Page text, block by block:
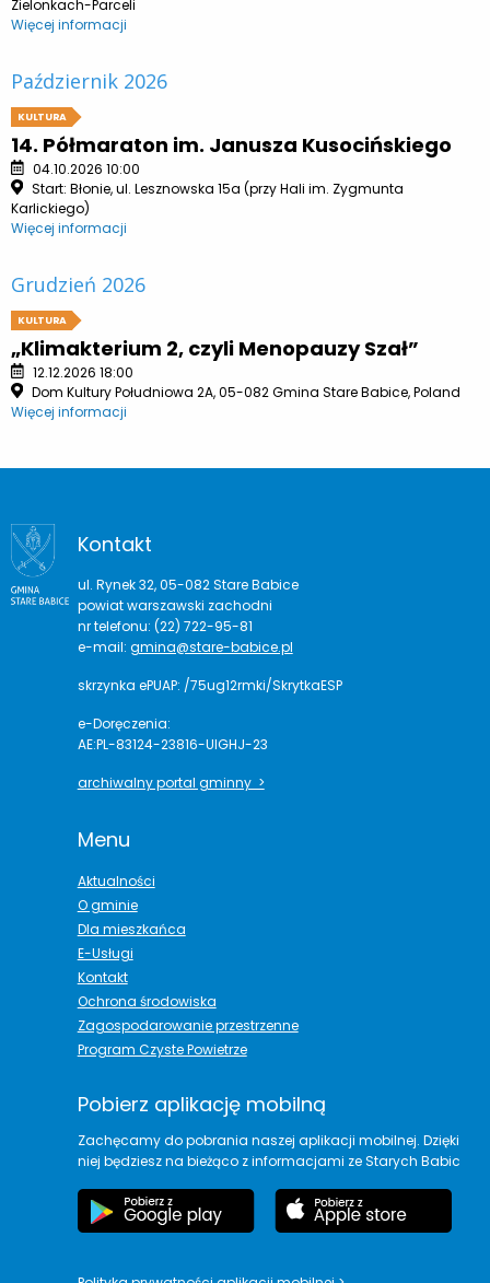
Zielonkach-Parceli
Więcej informacji
Październik 2026
KULTURA
14. Półmaraton im. Janusza Kusocińskiego
04.10.2026 10:00
Start: Błonie, ul. Lesznowska 15a (przy Hali im. Zygmunta
Karlickiego)
Więcej informacji
Grudzień 2026
KULTURA
„Klimakterium 2, czyli Menopauzy Szał”
12.12.2026 18:00
Dom Kultury Południowa 2A, 05-082 Gmina Stare Babice, Poland
Więcej informacji
Kontakt
ul. Rynek 32, 05-082 Stare Babice
powiat warszawski zachodni
nr telefonu: (22) 722-95-81
e-mail: gmina@stare-babice.pl
skrzynka ePUAP: /75ug12rmki/SkrytkaESP
e-Doręczenia:
AE:PL-83124-23816-UIGHJ-23
archiwalny portal gminny >
Menu
Aktualności
O gminie
Dla mieszkańca
E-Usługi
Kontakt
Ochrona środowiska
Zagospodarowanie przestrzenne
Program Czyste Powietrze
Pobierz aplikację mobilną
Zachęcamy do pobrania naszej aplikacji mobilnej. Dzięki
niej będziesz na bieżąco z informacjami ze Starych Babic